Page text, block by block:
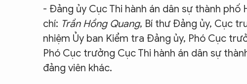
- Đảng ủy Cục Thi hành án dân sự thành
chí: Trần Hồng Quang, Bí thư Đảng ủy, Cục
nhiệm Ủy ban Kiểm tra Đảng ủy, Phó Cục
Phó Cục trưởng Cục Thi hành án dân sự
đảng viên khác.